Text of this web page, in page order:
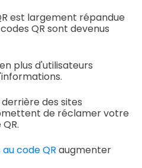
est largement répandue
QR sont devenus
plus d'utilisateurs
des sites
de réclamer votre
code QR augmenter